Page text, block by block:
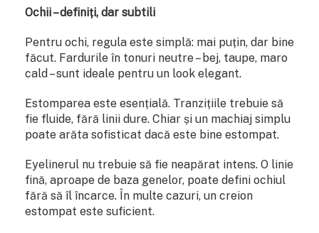
Ochii – definiți, dar subtili
Pentru ochi, regula este simplă: mai puțin, dar bine
făcut. Fardurile în tonuri neutre – bej, taupe, maro
cald – sunt ideale pentru un look elegant.
Estomparea este esențială. Tranzițiile trebuie să
fie fluide, fără linii dure. Chiar și un machiaj simplu
poate arăta sofisticat dacă este bine estompat.
Eyelinerul nu trebuie să fie neapărat intens. O linie
fină, aproape de baza genelor, poate defini ochiul
fără să îl încarce. În multe cazuri, un creion
estompat este suficient.